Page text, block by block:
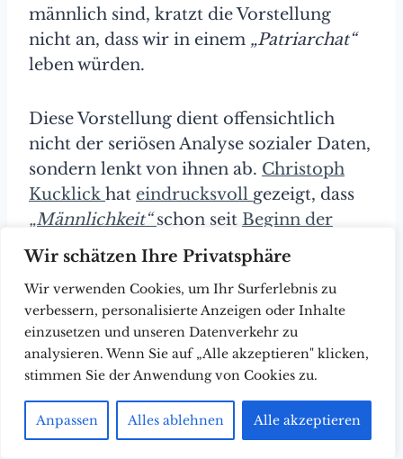
Wir schätzen Ihre Privatsphäre
Wir verwenden Cookies, um Ihr Surferlebnis zu
verbessern, personalisierte Anzeigen oder Inhalte
einzusetzen und unseren Datenverkehr zu
analysieren. Wenn Sie auf „Alle akzeptieren" klicken,
stimmen Sie der Anwendung von Cookies zu.
Anpassen Alles ablehnen Alle akzeptieren
männlich sind, kratzt die Vorstellung
nicht an, dass wir in einem „Patriarchat“
leben würden.
Diese Vorstellung dient offensichtlich
nicht der seriösen Analyse sozialer Daten,
sondern lenkt von ihnen ab. Christoph
Kucklick hat eindrucksvoll gezeigt, dass
„Männlichkeit“schon seit Beginn der
Moderne
Projektionsfläche für Probleme
moderner Gesellschaften ist. Heute
schaffen feministisch inspirierte
Vorstellungen von Männlichkeit den
diskursiven Spielraum, den eine
weitgehend entgrenzte
Ökonomisierungslogik braucht.